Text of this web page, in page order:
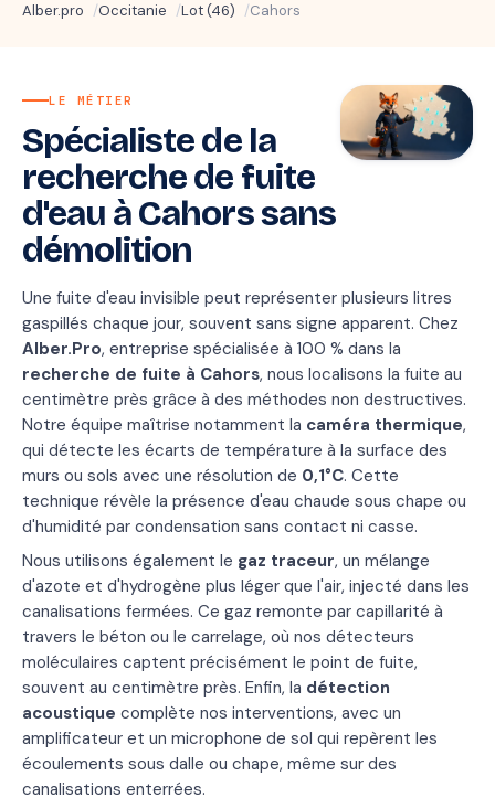
Alber.pro Occitanie Lot (46) Cahors
LE MÉTIER
Spécialiste de la
recherche de fuite
d'eau à Cahors sans
démolition
Une fuite d'eau invisible peut représenter plusieurs litres
gaspillés chaque jour, souvent sans signe apparent. Chez
Alber.Pro, entreprise spécialisée à 100 % dans la
recherche de fuite à Cahors, nous localisons la fuite au
centimètre près grâce à des méthodes non destructives.
Notre équipe maîtrise notamment la caméra thermique,
qui détecte les écarts de température à la surface des
murs ou sols avec une résolution de 0,1°C. Cette
technique révèle la présence d'eau chaude sous chape ou
d'humidité par condensation sans contact ni casse.
Nous utilisons également le gaz traceur, un mélange
d'azote et d'hydrogène plus léger que l'air, injecté dans les
canalisations fermées. Ce gaz remonte par capillarité à
travers le béton ou le carrelage, où nos détecteurs
moléculaires captent précisément le point de fuite,
souvent au centimètre près. Enfin, la détection
acoustique complète nos interventions, avec un
amplificateur et un microphone de sol qui repèrent les
écoulements sous dalle ou chape, même sur des
canalisations enterrées.